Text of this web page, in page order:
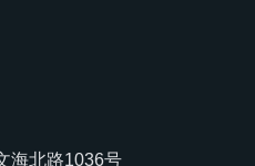
海北路1036号